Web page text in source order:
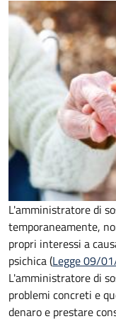
L'amministratore di
temporaneamente,
propri interessi a
psichica (Legge 09/
L'amministratore di
problemi concreti e
denaro e prestare